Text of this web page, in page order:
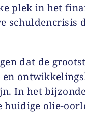
plek in het
schuldencrisis
dat de
In het
huidige olie-